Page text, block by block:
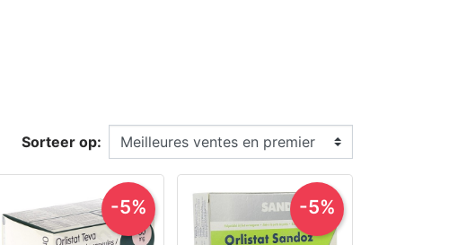
Sorteer op:
-5% -5%